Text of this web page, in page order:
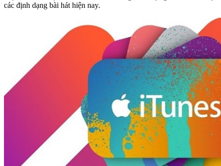
các định dạng bài hát hiện nay.